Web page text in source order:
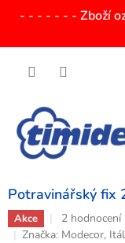
- - - - - - - Zboží
Potravinářský fix
Akce
Průměrné
hodnocení
2 hodnocení
Značka: Modecor,